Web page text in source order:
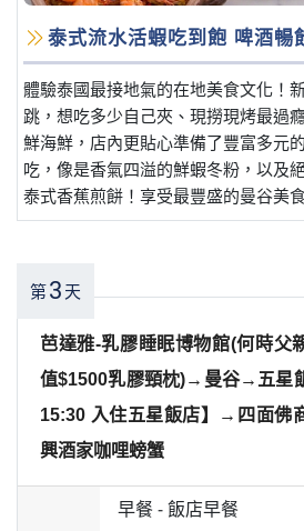
泰式流水活蝦吃到飽 啤酒暢
體驗泰國最接地氣的在地美食文化！
跳，想吃多少自己夾、現撈現烤最過
鮮海鮮，店內更貼心準備了豐富多元
吃，像是香氣四溢的鮮蝦冬粉，以及
泰式香蕉煎餅！享受最豐盛的曼谷美
第3 天
芭達雅-乳膠睡眠博物館(何時父
值$1500乳膠頸枕)→曼谷→五星
15:30 入住五星飯店】→四面佛
興酒家咖哩螃蟹
早餐 -飯店早餐